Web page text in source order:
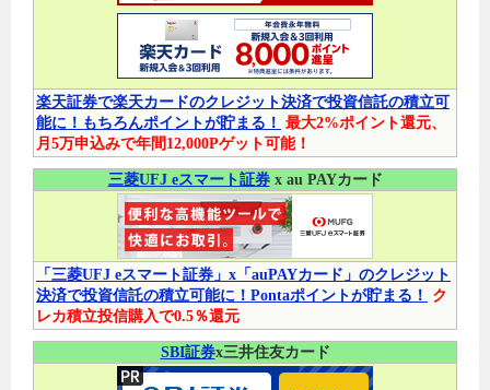
楽天証券で楽天カードのクレジット決済で投資信託の積立可
能に！もちろんポイントが貯まる！ 最大2%ポイント還元、
月5万申込みで年間12,000Pゲット可能！
三菱UFJ eスマート証券x au PAYカード
「三菱UFJ eスマート証券」x「auPAYカード」のクレジット
決済で投資信託の積立可能に！Pontaポイントが貯まる！
ク
レカ積立投信購入で0.5％還元
SBI証券x三井住友カード